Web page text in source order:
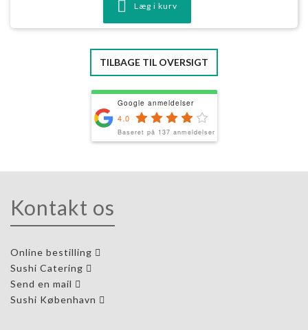
Læg i kurv
TILBAGE TIL OVERSIGT
Google anmeldelser
4.0
Baseret på 137 anmeldelser
Kontakt os
Online bestilling
Sushi Catering
Send en mail
Sushi København